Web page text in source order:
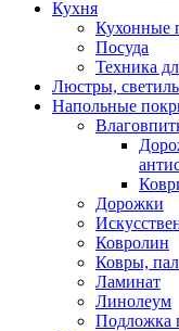
Кухня
Кухонные
Посуда
Техника
Люстры,
Напольные
Дорожки
Ковролин
Ковры,
Ламинат
Линолеум
Подложка